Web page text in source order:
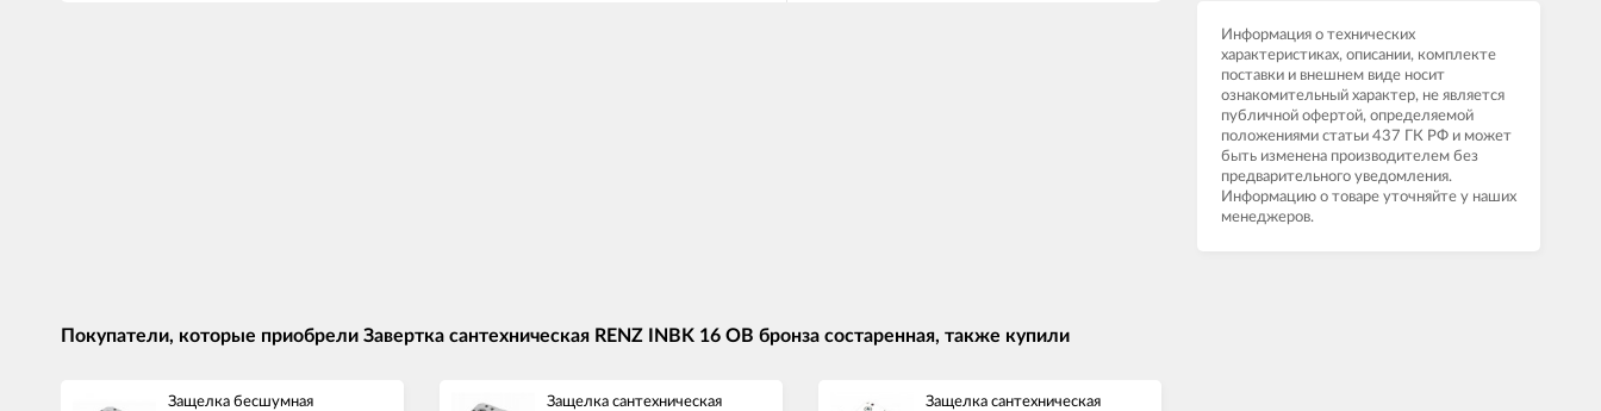
Информация о технических
характеристиках, описании, комплекте
поставки и внешнем виде носит
ознакомительный характер, не является
публичной офертой, определяемой
положениями статьи 437 ГК РФ и может
быть изменена производителем без
предварительного уведомления.
Информацию о товаре уточняйте у наших
менеджеров.
Покупатели, которые приобрели Завертка сантехническая RENZ INBK 16 OB бронза состаренная, также купили
Защелка бесшумная
Защелка сантехническая
Защелка сантехническая